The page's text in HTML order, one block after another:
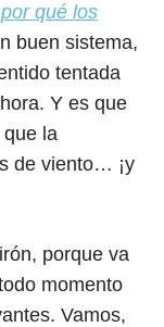
qué los
buen sistema,
tentada
Y es que
la
de viento… ¡y
porque va
momento
Vamos,